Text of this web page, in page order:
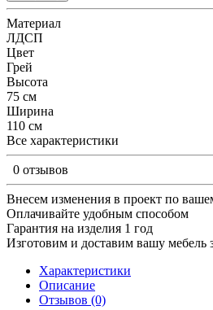
Материал
ЛДСП
Цвет
Грей
Высота
75 см
Ширина
110 см
Все характеристики
0 отзывов
Внесем изменения в проект по
Оплачивайте удобным способом
Гарантия на изделия 1 год
Изготовим и доставим вашу мебель
Характеристики
Описание
Отзывов (0)